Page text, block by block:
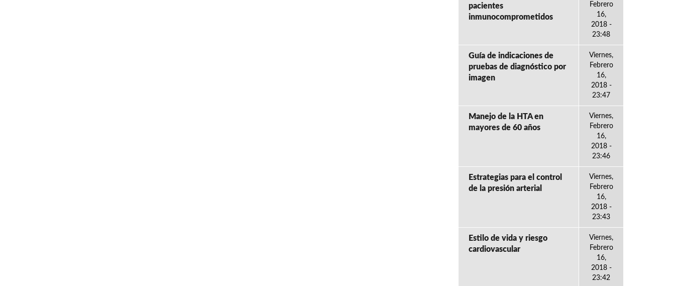
pacientes
inmunocomprometidos
Febrero
16,
2018 -
23:48
Guía de indicaciones de
pruebas de diagnóstico por
imagen
Viernes,
Febrero
16,
2018 -
23:47
Manejo de la HTA en
mayores de 60 años
Viernes,
Febrero
16,
2018 -
23:46
Estrategias para el control
de la presión arterial
Viernes,
Febrero
16,
2018 -
23:43
Estilo de vida y riesgo
cardiovascular
Viernes,
Febrero
16,
2018 -
23:42